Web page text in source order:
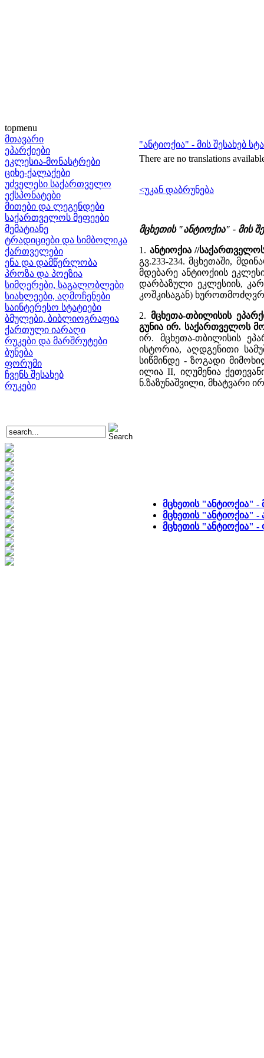
topmenu
მთავარი
ეპარქიები
ეკლესია-მონასტრები
ციხე-ქალაქები
უძველესი საქართველო
ექსპონატები
მითები და ლეგენდები
საქართველოს მეფეები
მემატიანე
ტრადიციები და სიმბოლიკა
ქართველები
ენა და დამწერლობა
პროზა და პოეზია
სიმღერები, საგალობლები
სიახლეები, აღმოჩენები
საინტერესო სტატიები
ბმულები, ბიბლიოგრაფია
ქართული იარაღი
რუკები და მარშრუტები
ბუნება
ფორუმი
ჩვენს შესახებ
რუკები
"ანტიოქია" - მის შესახებ
There are no translations
<უკან დაბრუნება
მცხეთის "ანტიოქია" - მის
1. ანტიოქია //
გვ.233-234. მცხეთაში,
მდებარე ანტიოქიის
დარბაზული ეკლესიის,
კოშკისაგან)
2. მცხეთა-თბილისის
გუნია ირ. საქართველოს
ირ. მცხეთა-თბილისის
ისტორია, აღდგენითი
სიწმინდე - ზოგადი
ილია II, იღუმენია
ნ.ზაზუნაშვილი, მხატვარი
მცხეთის "ანტიოქია"
მცხეთის "ანტიოქია"
მცხეთის "ანტიოქია"